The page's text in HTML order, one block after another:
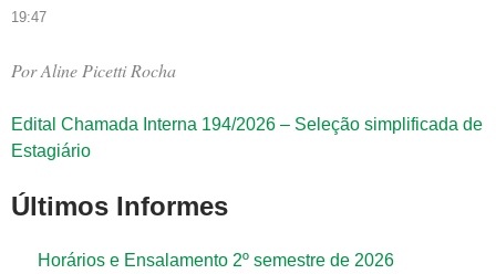
19:47
PorAline Picetti Rocha
Edital Chamada Interna 194/2026 – Seleção simplificada de
Estagiário
Últimos Informes
Horários e Ensalamento 2º semestre de 2026